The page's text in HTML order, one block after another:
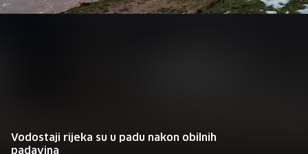
Vodostaji rijeka su u padu nakon obilnih
padavina